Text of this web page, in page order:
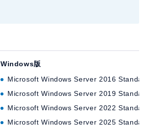
Windows版
Microsoft Windows Server 2016
Microsoft Windows Server 2019
Microsoft Windows Server 2022
Microsoft Windows Server 2025